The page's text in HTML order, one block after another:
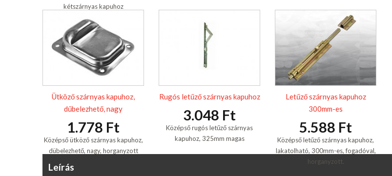
kétszárnyas kapuhoz
Ütköző szárnyas kapuhoz,
dűbelezhető, nagy
1.778 Ft
Középső ütköző szárnyas kapuhoz,
dübelezhető, nagy, horganyzott
Rugós letűző szárnyas kapuhoz
3.048 Ft
Középső rugós letűző szárnyas
kapuhoz, 325mm magas
Letűző szárnyas kapuhoz
300mm-es
5.588 Ft
Középső letűző szárnyas kapuhoz,
lakatolható, 300mm-es, fogadóval,
horganyzott.
Leírás